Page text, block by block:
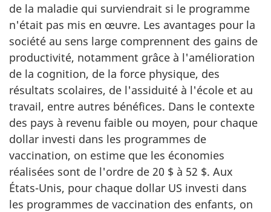
de la maladie qui surviendrait si le programme
n'était pas mis en œuvre. Les avantages pour la
société au sens large comprennent des gains de
productivité, notamment grâce à l'amélioration
de la cognition, de la force physique, des
résultats scolaires, de l'assiduité à l'école et au
travail, entre autres bénéfices. Dans le contexte
des pays à revenu faible ou moyen, pour chaque
dollar investi dans les programmes de
vaccination, on estime que les économies
réalisées sont de l'ordre de 20 $ à 52 $. Aux
États-Unis, pour chaque dollar US investi dans
les programmes de vaccination des enfants, on